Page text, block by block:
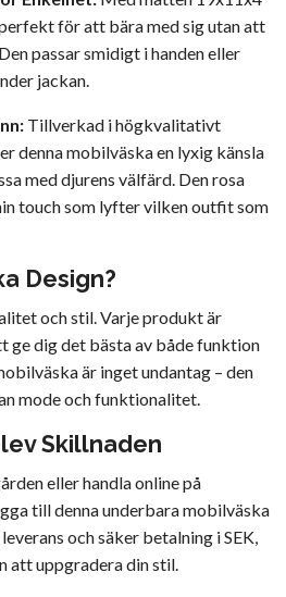
för att bära med sig utan att
passar smidigt i handen eller
jackan.
Tillverkad i högkvalitativt
denna mobilväska en lyxig känsla
med djurens välfärd. Den rosa
touch som lyfter vilken outfit som
Design?
och stil. Varje produkt är
ge dig det bästa av både funktion
är inget undantag – den
mode och funktionalitet.
Skillnaden
eller handla online på
till denna underbara mobilväska
och säker betalning i SEK,
att uppgradera din stil.